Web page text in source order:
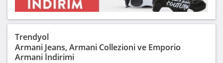
Trendyol
Armani Jeans, Armani Collezioni ve Emporio
Armani İndirimi